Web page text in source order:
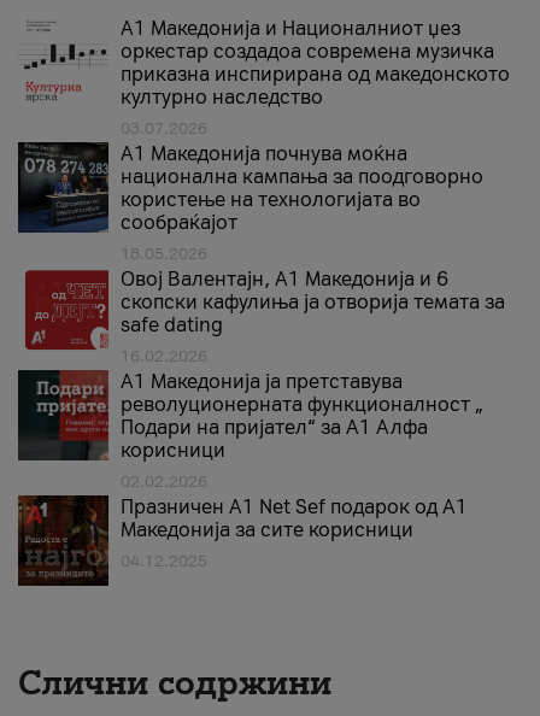
А1 Македонија и Националниот џез
оркестар создадоа современа музичка
приказна инспирирана од македонското
културно наследство
03.07.2026
A1 Македонија почнува моќна
национална кампања за поодговорно
користење на технологијата во
сообраќајот
18.05.2026
Овој Валентајн, A1 Македонија и 6
скопски кафулиња ја отворија темата за
safe dating
16.02.2026
А1 Македонија ја претставува
револуционерната функционалност „
Подари на пријател“ за А1 Алфа
корисници
02.02.2026
Празничен A1 Net Sеf подарок од А1
Македонија за сите корисници
04.12.2025
Слични содржини